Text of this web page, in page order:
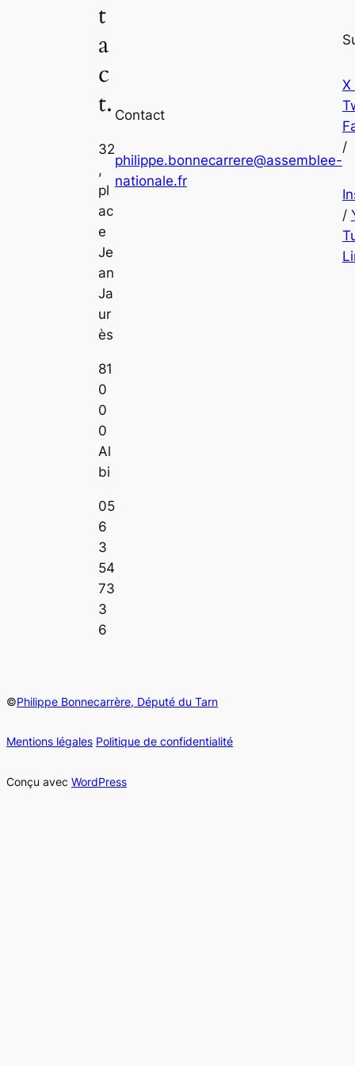
t
a
c
t.
32
,
pl
ac
e
Je
an
Ja
ur
ès
81
0
0
0
Al
bi
05
6
3
54
73
3
6
Contact
philippe.bonnecarrere@assemblee-
nationale.fr
X
/
/
©Philippe Bonnecarrère, Député du Tarn
Mentions légales Politique de confidentialité
Conçu avec WordPress